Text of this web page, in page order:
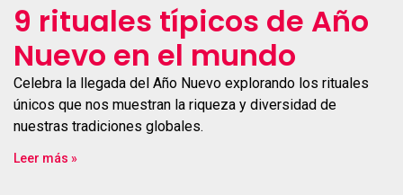
9 rituales típicos de Año
Nuevo en el mundo
Celebra la llegada del Año Nuevo explorando los rituales
únicos que nos muestran la riqueza y diversidad de
nuestras tradiciones globales.
Leer más »